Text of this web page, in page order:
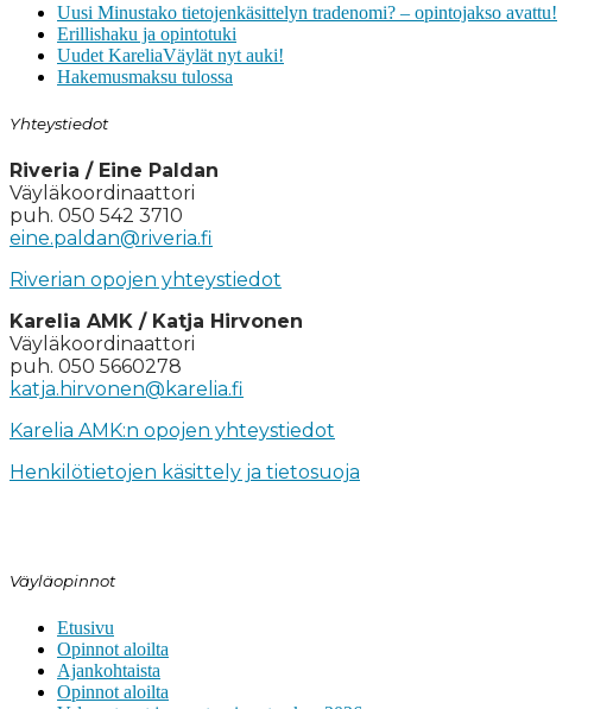
Uusi Minustako tietojenkäsittelyn tradenomi? – opintojakso avattu!
Erillishaku ja opintotuki
Uudet KareliaVäylät nyt auki!
Hakemusmaksu tulossa
Yhteystiedot
Riveria / Eine Paldan
Väyläkoordinaattori
puh. 050 542 3710
eine.paldan@riveria.fi
Riverian opojen yhteystiedot
Karelia AMK / Katja Hirvonen
Väyläkoordinaattori
puh. 050 5660278
katja.hirvonen@karelia.fi
Karelia AMK:n opojen yhteystiedot
Henkilötietojen käsittely ja tietosuoja
Väyläopinnot
Etusivu
Opinnot aloilta
Ajankohtaista
Opinnot aloilta